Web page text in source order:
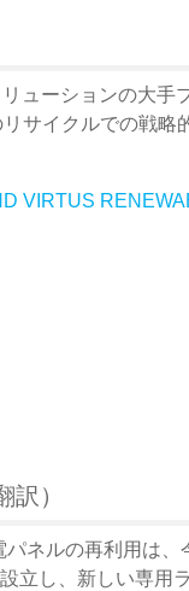
ューションの大手
サイクルでの戦略
VIRTUS
）
ネルの再利用は
立し、新しい専用